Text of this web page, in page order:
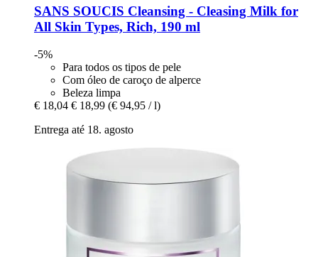
SANS SOUCIS Cleansing -​ Cleasing Milk for
All Skin Types, Rich, 190 ml
-5%
Para todos os tipos de pele
Com óleo de caroço de alperce
Beleza limpa
€ 18,04 € 18,99 (€ 94,95 / l)
Entrega até 18. agosto